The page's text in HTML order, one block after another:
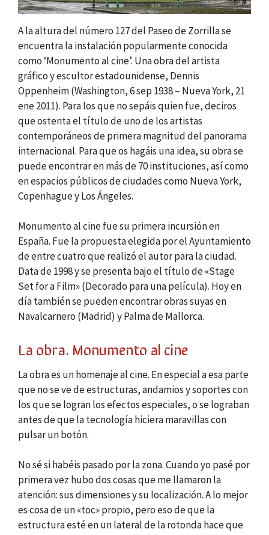
A la altura del número 127 del Paseo de Zorrilla se
encuentra la instalación popularmente conocida
como ‘Monumento al cine’. Una obra del artista
gráfico y escultor estadounidense, Dennis
Oppenheim (Washington, 6 sep 1938 – Nueva York, 21
ene 2011). Para los que no sepáis quien fue, deciros
que ostenta el título de uno de los artistas
contemporáneos de primera magnitud del panorama
internacional. Para que os hagáis una idea, su obra se
puede encontrar en más de 70 instituciones, así como
en espacios públicos de ciudades como Nueva York,
Copenhague y Los Ángeles.
Monumento al cine fue su primera incursión en
España. Fue la propuesta elegida por el Ayuntamiento
de entre cuatro que realizó el autor para la ciudad.
Data de 1998 y se presenta bajo el título de «Stage
Set for a Film» (Decorado para una película). Hoy en
día también se pueden encontrar obras suyas en
Navalcarnero (Madrid) y Palma de Mallorca.
La obra. Monumento al cine
La obra es un homenaje al cine. En especial a esa parte
que no se ve de estructuras, andamios y soportes con
los que se logran los efectos especiales, o se lograban
antes de que la tecnología hiciera maravillas con
pulsar un botón.
No sé si habéis pasado por la zona. Cuando yo pasé por
primera vez hubo dos cosas que me llamaron la
atención: sus dimensiones y su localización. A lo mejor
es cosa de un «toc» propio, pero eso de que la
estructura esté en un lateral de la rotonda hace que